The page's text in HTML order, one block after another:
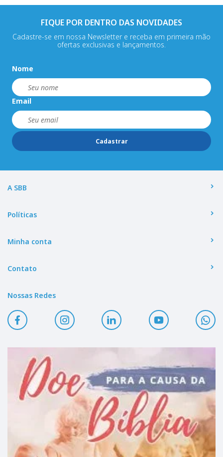
FIQUE POR DENTRO DAS NOVIDADES
Cadastre-se em nossa Newsletter e receba em primeira mão
ofertas exclusivas e lançamentos.
Nome
Email
Cadastrar
A SBB
Políticas
Minha conta
Contato
Nossas Redes